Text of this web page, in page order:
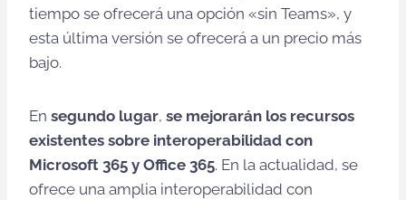
tiempo se ofrecerá una opción «sin Teams», y
esta última versión se ofrecerá a un precio más
bajo.
En segundo lugar, se mejorarán los recursos
existentes sobre interoperabilidad con
Microsoft 365 y Office 365. En la actualidad, se
ofrece una amplia interoperabilidad con